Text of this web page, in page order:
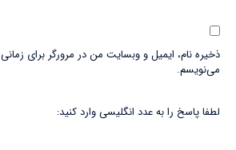
ذخیره نام، ایمیل و وبسایت من در مرورگر برای
می‌نویسم.
لطفا پاسخ را به عدد انگلیسی وارد کنید: